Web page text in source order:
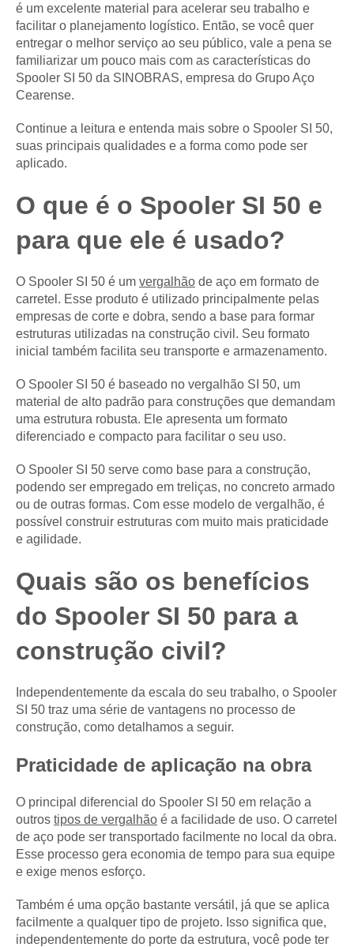
é um excelente material para acelerar seu trabalho e
facilitar o planejamento logístico. Então, se você quer
entregar o melhor serviço ao seu público, vale a pena se
familiarizar um pouco mais com as características do
Spooler SI 50 da SINOBRAS, empresa do Grupo Aço
Cearense.
Continue a leitura e entenda mais sobre o Spooler SI 50,
suas principais qualidades e a forma como pode ser
aplicado.
O que é o Spooler SI 50 e
para que ele é usado?
O Spooler SI 50 é um vergalhão de aço em formato de
carretel. Esse produto é utilizado principalmente pelas
empresas de corte e dobra, sendo a base para formar
estruturas utilizadas na construção civil. Seu formato
inicial também facilita seu transporte e armazenamento.
O Spooler SI 50 é baseado no vergalhão SI 50, um
material de alto padrão para construções que demandam
uma estrutura robusta. Ele apresenta um formato
diferenciado e compacto para facilitar o seu uso.
O Spooler SI 50 serve como base para a construção,
podendo ser empregado em treliças, no concreto armado
ou de outras formas. Com esse modelo de vergalhão, é
possível construir estruturas com muito mais praticidade
e agilidade.
Quais são os benefícios
do Spooler SI 50 para a
construção civil?
Independentemente da escala do seu trabalho, o Spooler
SI 50 traz uma série de vantagens no processo de
construção, como detalhamos a seguir.
Praticidade de aplicação na obra
O principal diferencial do Spooler SI 50 em relação a
outros tipos de vergalhão é a facilidade de uso. O carretel
de aço pode ser transportado facilmente no local da obra.
Esse processo gera economia de tempo para sua equipe
e exige menos esforço.
Também é uma opção bastante versátil, já que se aplica
facilmente a qualquer tipo de projeto. Isso significa que,
independentemente do porte da estrutura, você pode ter